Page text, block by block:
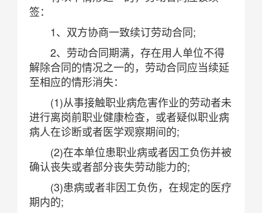
签：
1、双方协商一致续订劳动合同;
2、劳动合同期满，存在用人单位不得
解除合同的情况之一的，劳动合同应当续延
至相应的情形消失：
(1)从事接触职业病危害作业的劳动者未
进行离岗前职业健康检查，或者疑似职业病
病人在诊断或者医学观察期间的;
(2)在本单位患职业病或者因工负伤并被
确认丧失或者部分丧失劳动能力的;
(3)患病或者非因工负伤，在规定的医疗
期内的;